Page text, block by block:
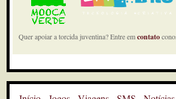
Quer apoiar a torcida juventina? Entre emcontato